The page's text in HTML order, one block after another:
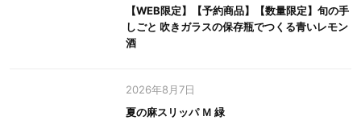
【WEB限定】【予約商品】【数量限定】旬の手
しごと 吹きガラスの保存瓶でつくる青いレモン
酒
2026年8月7日
夏の麻スリッパ Ｍ 緑